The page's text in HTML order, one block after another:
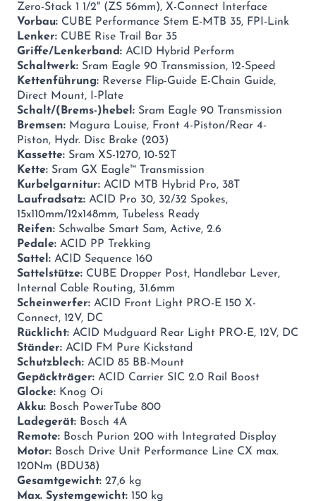
Zero-Stack 1 1/2" (ZS 56mm), X-Connect Interface
Vorbau: CUBE Performance Stem E-MTB 35, FPI-Link
Lenker: CUBE Rise Trail Bar 35
Griffe/Lenkerband: ACID Hybrid Perform
Schaltwerk: Sram Eagle 90 Transmission, 12-Speed
Kettenführung: Reverse Flip-Guide E-Chain Guide,
Direct Mount, I-Plate
Schalt/(Brems-)hebel: Sram Eagle 90 Transmission
Bremsen: Magura Louise, Front 4-Piston/Rear 4-
Piston, Hydr. Disc Brake (203)
Kassette: Sram XS-1270, 10-52T
Kette: Sram GX Eagle™ Transmission
Kurbelgarnitur: ACID MTB Hybrid Pro, 38T
Laufradsatz: ACID Pro 30, 32/32 Spokes,
15x110mm/12x148mm, Tubeless Ready
Reifen: Schwalbe Smart Sam, Active, 2.6
Pedale: ACID PP Trekking
Sattel: ACID Sequence 160
Sattelstütze: CUBE Dropper Post, Handlebar Lever,
Internal Cable Routing, 31.6mm
Scheinwerfer: ACID Front Light PRO-E 150 X-
Connect, 12V, DC
Rücklicht: ACID Mudguard Rear Light PRO-E, 12V, DC
Ständer: ACID FM Pure Kickstand
Schutzblech: ACID 85 BB-Mount
Gepäckträger: ACID Carrier SIC 2.0 Rail Boost
Glocke: Knog Oi
Akku: Bosch PowerTube 800
Ladegerät: Bosch 4A
Remote: Bosch Purion 200 with Integrated Display
Motor: Bosch Drive Unit Performance Line CX max.
120Nm (BDU38)
Gesamtgewicht: 27,6 kg
Max. Systemgewicht: 150 kg